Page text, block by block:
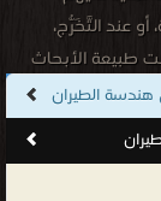
عند التَّخَرُّج،
طبيعة الأبحاث
فى هندسة الطيران
الطيران.
الطيران